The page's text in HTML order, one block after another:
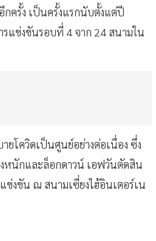
ครั้ง เป็นครั้งแรกนับตั้งแต่ปี
รแข่งขันรอบที่ 4 จาก 24 สนามใน
ยโควิดเป็นศูนย์อย่างต่อเนื่อง ซึ่ง
หนักและล็อกดาวน์ เอฟวันตัดสิน
ข่งขัน ณ สนามเซี่ยงไฮ้อินเตอร์เน